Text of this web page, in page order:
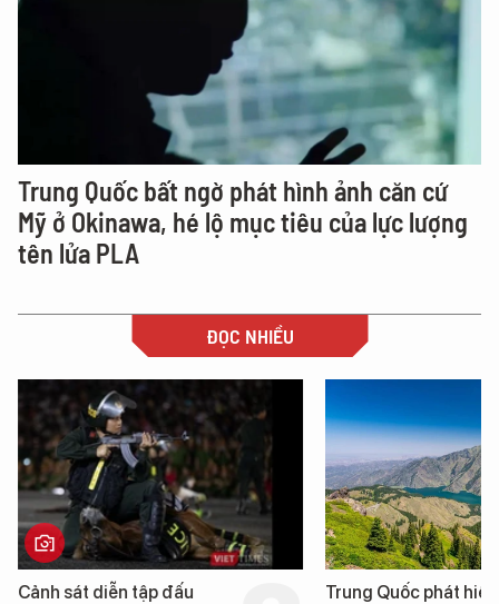
Trung Quốc bất ngờ phát hình ảnh căn cứ
Mỹ ở Okinawa, hé lộ mục tiêu của lực lượng
tên lửa PLA
ĐỌC NHIỀU
Trung Quốc phát hiện “mỏ
Loạt dự án bất động